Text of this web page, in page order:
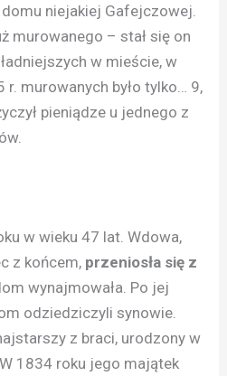
niejakiej Gafejczowej.
murowanego – stał się on
w mieście, w
murowanych było tylko… 9,
pieniądze u jednego z
w wieku 47 lat. Wdowa,
z końcem, przeniosła się z
wynajmowała. Po jej
odziedziczyli synowie.
z braci, urodzony w
1834 roku jego majątek